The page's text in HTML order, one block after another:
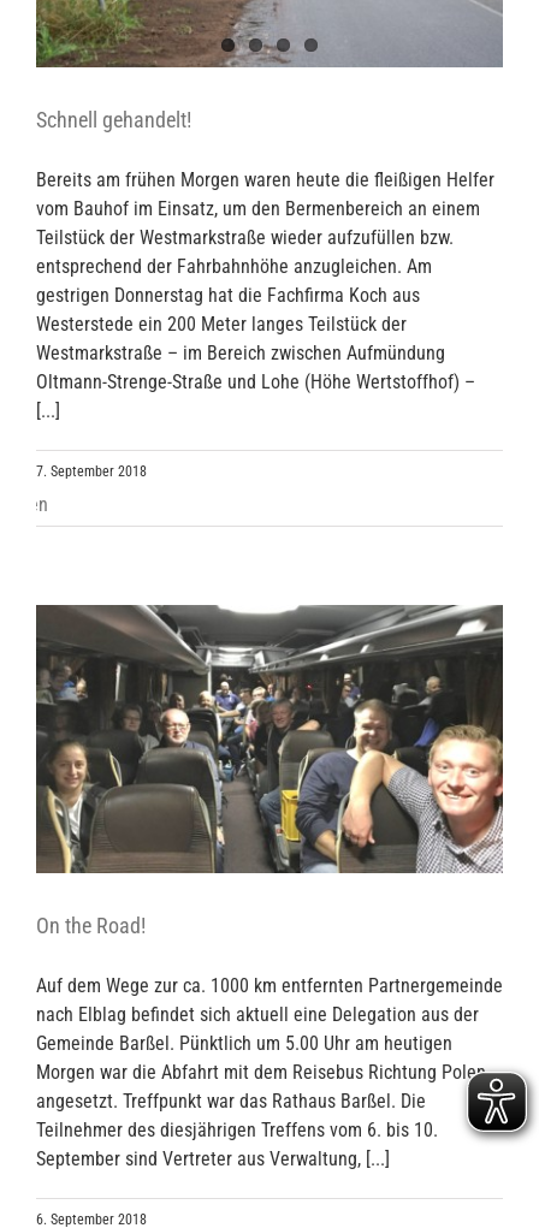
Schnell gehandelt!
Bereits am frühen Morgen waren heute die fleißigen Helfer
vom Bauhof im Einsatz, um den Bermenbereich an einem
Teilstück der Westmarkstraße wieder aufzufüllen bzw.
entsprechend der Fahrbahnhöhe anzugleichen. Am
gestrigen Donnerstag hat die Fachfirma Koch aus
Westerstede ein 200 Meter langes Teilstück der
Westmarkstraße – im Bereich zwischen Aufmündung
Oltmann-Strenge-Straße und Lohe (Höhe Wertstoffhof) –
[...]
7. September 2018
On the Road!
Auf dem Wege zur ca. 1000 km entfernten Partnergemeinde
nach Elblag befindet sich aktuell eine Delegation aus der
Gemeinde Barßel. Pünktlich um 5.00 Uhr am heutigen
Morgen war die Abfahrt mit dem Reisebus Richtung Polen
angesetzt. Treffpunkt war das Rathaus Barßel. Die
Teilnehmer des diesjährigen Treffens vom 6. bis 10.
September sind Vertreter aus Verwaltung, [...]
6. September 2018